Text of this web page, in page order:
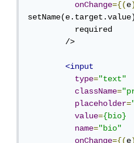
onChange={(e
          required
        />
<input
type="text"
className=
placeholder=
value={bio}
name="bio"
onChange={(e